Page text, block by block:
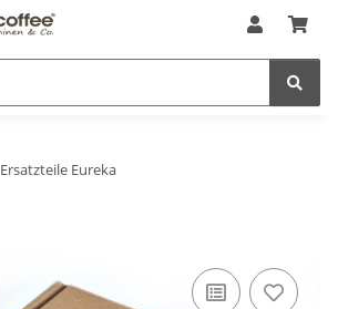
Ersatzteile Eureka